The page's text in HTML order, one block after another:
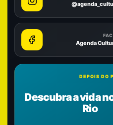
Agenda
DEPOIS DO
Descubra a vida
Rio